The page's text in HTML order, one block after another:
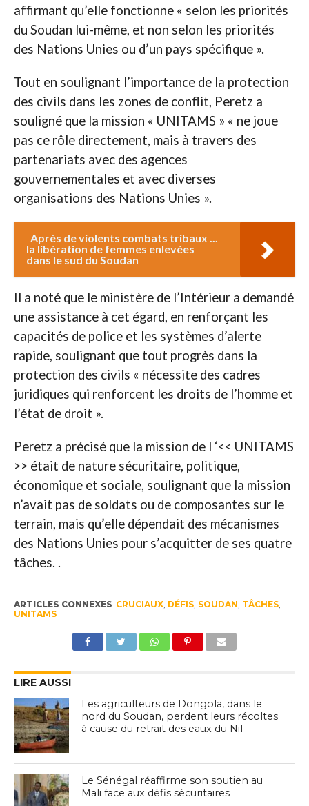
affirmant qu’elle fonctionne « selon les priorités
du Soudan lui-même, et non selon les priorités
des Nations Unies ou d’un pays spécifique ».
Tout en soulignant l’importance de la protection
des civils dans les zones de conflit, Peretz a
souligné que la mission « UNITAMS » « ne joue
pas ce rôle directement, mais à travers des
partenariats avec des agences
gouvernementales et avec diverses
organisations des Nations Unies ».
Après de violents combats tribaux ...
la libération de femmes enlevées
dans le sud du Soudan
Il a noté que le ministère de l’Intérieur a demandé
une assistance à cet égard, en renforçant les
capacités de police et les systèmes d’alerte
rapide, soulignant que tout progrès dans la
protection des civils « nécessite des cadres
juridiques qui renforcent les droits de l’homme et
l’état de droit ».
Peretz a précisé que la mission de l ‘<< UNITAMS
>> était de nature sécuritaire, politique,
économique et sociale, soulignant que la mission
n’avait pas de soldats ou de composantes sur le
terrain, mais qu’elle dépendait des mécanismes
des Nations Unies pour s’acquitter de ses quatre
tâches. .
ARTICLES CONNEXES CRUCIAUX, DÉFIS, SOUDAN, TÂCHES,
UNITAMS
LIRE AUSSI
Les agriculteurs de Dongola, dans le
nord du Soudan, perdent leurs récoltes
à cause du retrait des eaux du Nil
Le Sénégal réaffirme son soutien au
Mali face aux défis sécuritaires